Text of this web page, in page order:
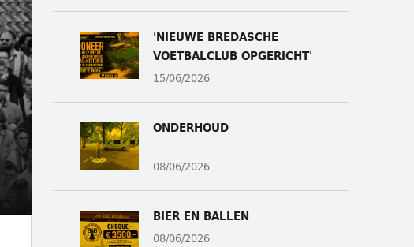
'NIEUWE BREDASCHE
VOETBALCLUB OPGERICHT'
15/06/2026
ONDERHOUD
08/06/2026
BIER EN BALLEN
08/06/2026